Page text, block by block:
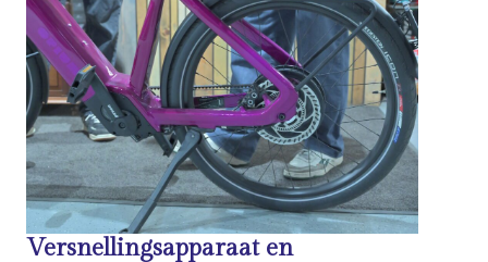
Versnellingsapparaat en